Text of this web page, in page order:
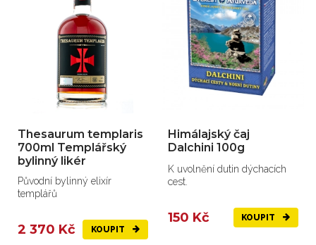
Thesaurum templaris
700ml Templářský
bylinný likér
Původní bylinný elixír
templářů
2 370 Kč KOUPIT
Himálajský čaj
Dalchini 100g
K uvolnění dutin dýchacích
cest.
150 Kč KOUPIT